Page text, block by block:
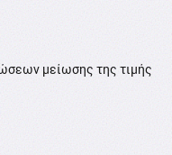
μείωσης της τιμής